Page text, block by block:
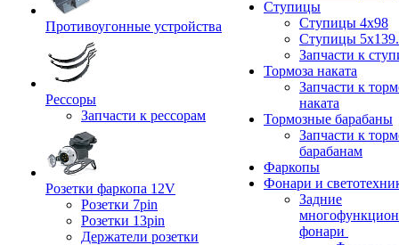
Противоугонные устройства
Рессоры
Запчасти к рессорам
Розетки фаркопа 12V
Розетки 7pin
Розетки 13pin
Держатели розетки
Ступицы
Ступицы 4x98
Ступицы
Запчасти к
Тормоза наката
Запчасти к
наката
Тормозные барабаны
Запчасти к
барабанам
Фаркопы
Фонари и
Задние
фонари